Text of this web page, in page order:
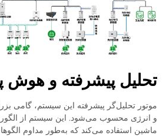
تحلیل پیشرفته و هوش
موتور تحلیل‌گر پیشرفته این سیستم، گامی
و انرژی محسوب می‌شود. این سیستم از
ماشین استفاده می‌کند که به‌طور مداوم